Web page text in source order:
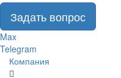
Задать вопрос
Max
Telegram
Компания